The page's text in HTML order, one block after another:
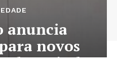
anuncia
novos
da Unitel